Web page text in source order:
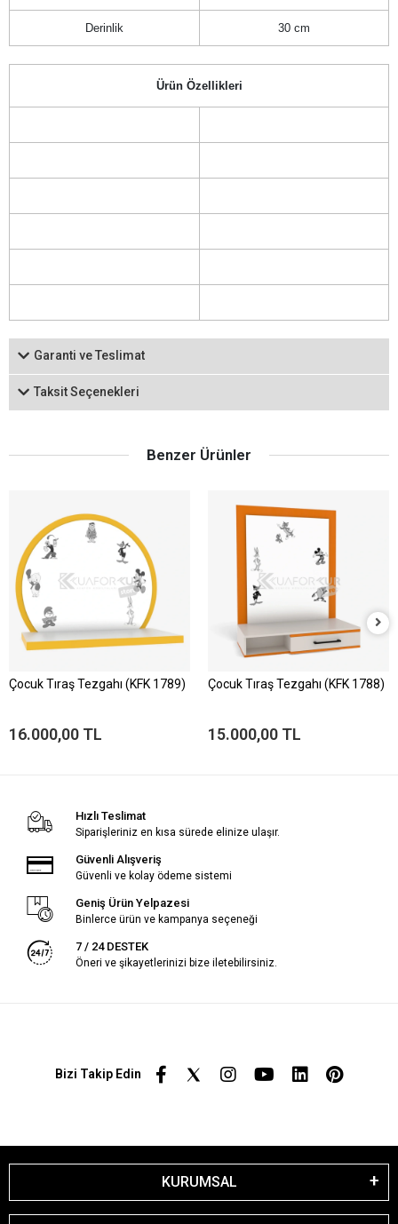
Derinlik 30 cm
Ürün Özellikleri
Garanti ve Teslimat
Taksit Seçenekleri
Benzer Ürünler
Çocuk Tıraş Tezgahı (KFK 1789)
16.000,00 TL
Çocuk Tıraş Tezgahı (KFK 1788)
15.000,00 TL
Hızlı Teslimat
Siparişleriniz en kısa sürede elinize ulaşır.
Güvenli Alışveriş
Güvenli ve kolay ödeme sistemi
Geniş Ürün Yelpazesi
Binlerce ürün ve kampanya seçeneği
7 / 24 DESTEK
Öneri ve şikayetlerinizi bize iletebilirsiniz.
Bizi Takip Edin
KURUMSAL